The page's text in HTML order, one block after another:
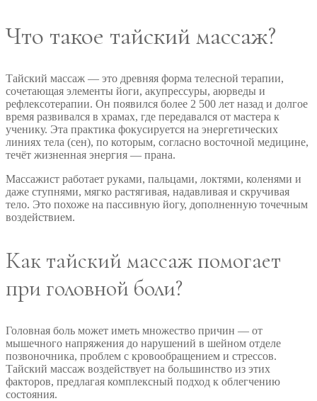
Что такое тайский массаж?
Тайский массаж — это древняя форма телесной терапии,
сочетающая элементы йоги, акупрессуры, аюрведы и
рефлексотерапии. Он появился более 2 500 лет назад и долгое
время развивался в храмах, где передавался от мастера к
ученику. Эта практика фокусируется на энергетических
линиях тела (сен), по которым, согласно восточной медицине,
течёт жизненная энергия — прана.
Массажист работает руками, пальцами, локтями, коленями и
даже ступнями, мягко растягивая, надавливая и скручивая
тело. Это похоже на пассивную йогу, дополненную точечным
воздействием.
Как тайский массаж помогает
при головной боли?
Головная боль может иметь множество причин — от
мышечного напряжения до нарушений в шейном отделе
позвоночника, проблем с кровообращением и стрессов.
Тайский массаж воздействует на большинство из этих
факторов, предлагая комплексный подход к облегчению
состояния.